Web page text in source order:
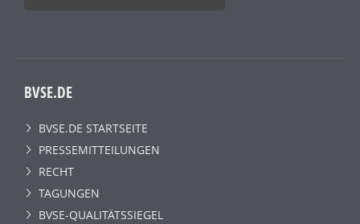
BVSE.DE
BVSE.DE STARTSEITE
PRESSEMITTEILUNGEN
RECHT
TAGUNGEN
BVSE-QUALITÄTSSIEGEL